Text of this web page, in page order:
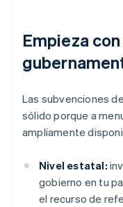
Empieza
Las subvenciones
sólido porque a
ampliamente
Nivel estatal:
gobierno en tu
el recurso de